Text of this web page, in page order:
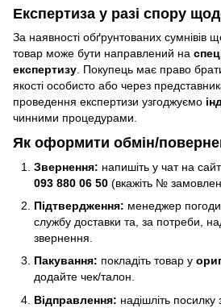
Експертиза у разі спору
За наявності обґрунтованих
товар може бути направлений на
експертизу . Покупець має право
якості особисто або через
проведення експертизи узгоджуємо
чинними процедурами.
Як оформити обмін/
Звернення: напишіть у чат на
093 880 06 50 (вкажіть №
Підтвердження: менеджер
службу доставки та, за потреби,
звернення.
Пакування: покладіть товар у
додайте чек/талон.
Відправлення: надішліть